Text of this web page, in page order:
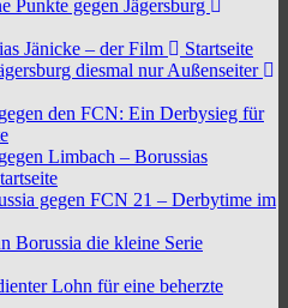
Punkte gegen Jägersburg
Jänicke – der Film
Startseite
diesmal nur Außenseiter
den FCN: Ein Derbysieg für
Limbach – Borussias
gegen FCN 21 – Derbytime im
Borussia die kleine Serie
Lohn für eine beherzte